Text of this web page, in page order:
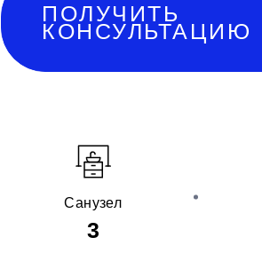
ПОЛУЧИТЬ
КОНСУЛЬТАЦИЮ
Санузел
3